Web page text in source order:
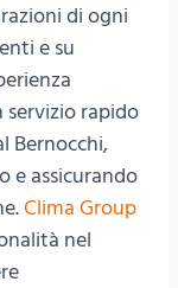
di ogni
e su
rapido
Bernocchi,
e assicurando
Clima Group
nel